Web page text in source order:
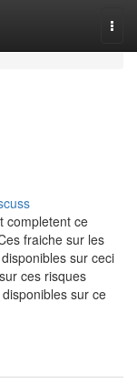
completent ce
fraiche sur les
sur ceci
ces risques
sur ce